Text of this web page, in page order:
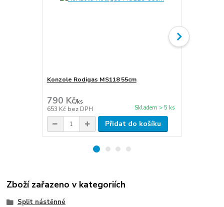
Konzole Rodigas MS118 55cm
790 Kč/ks
653 Kč bez DPH Skladem > 5 ks
Přidat do košíku
Zboží zařazeno v kategoriích
Split nástěnné